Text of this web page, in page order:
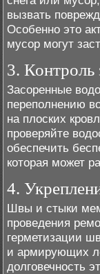
вызвать
Особенно это
мусор могут
3. Контроль
Засоренные
переполнению
на плоских
проверяйте
обеспечить
которая может
4.
Швы и стыки
проведения
герметизации
и армирующих
долговечность